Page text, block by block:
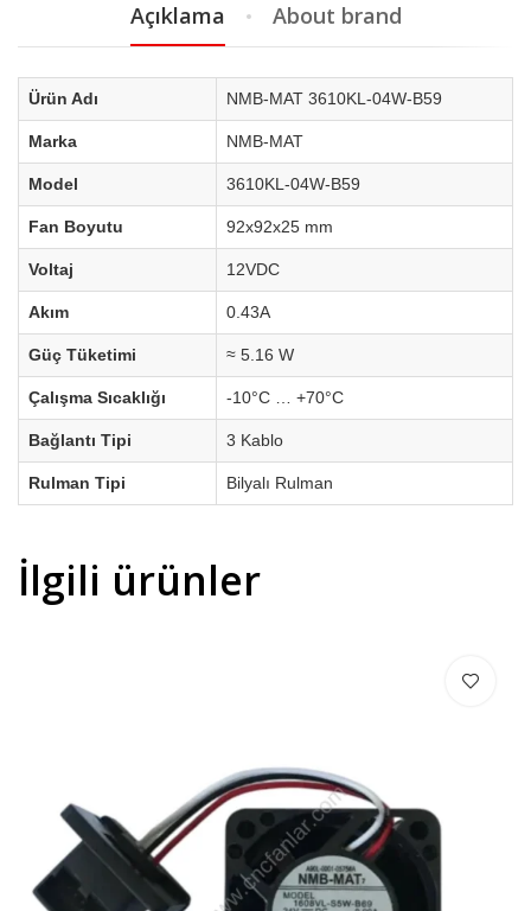
Açıklama About brand
Ürün Adı NMB-MAT 3610KL-04W-B59
Marka NMB-MAT
Model 3610KL-04W-B59
Fan Boyutu 92x92x25 mm
Voltaj 12VDC
Akım 0.43A
Güç Tüketimi ≈ 5.16 W
Çalışma Sıcaklığı -10°C … +70°C
Bağlantı Tipi 3 Kablo
Rulman Tipi Bilyalı Rulman
İlgili ürünler